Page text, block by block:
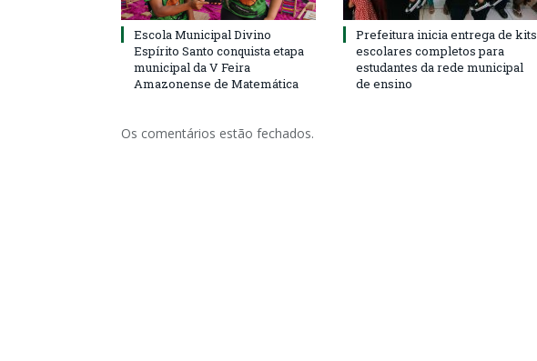
Escola Municipal Divino
Espírito Santo conquista etapa
municipal da V Feira
Amazonense de Matemática
Prefeitura inicia entrega de kits
escolares completos para
estudantes da rede municipal
de ensino
Os comentários estão fechados.